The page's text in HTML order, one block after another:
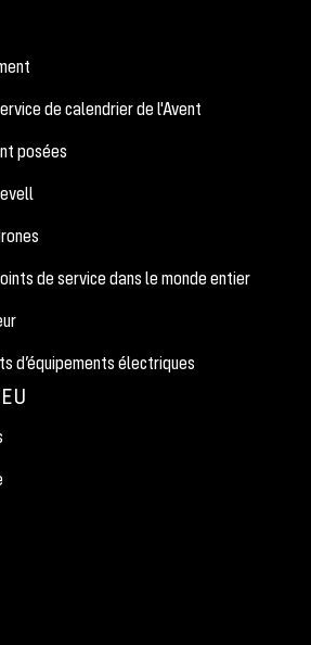
de calendrier de l'Avent
posées
de service dans le monde entier
d’équipements électriques